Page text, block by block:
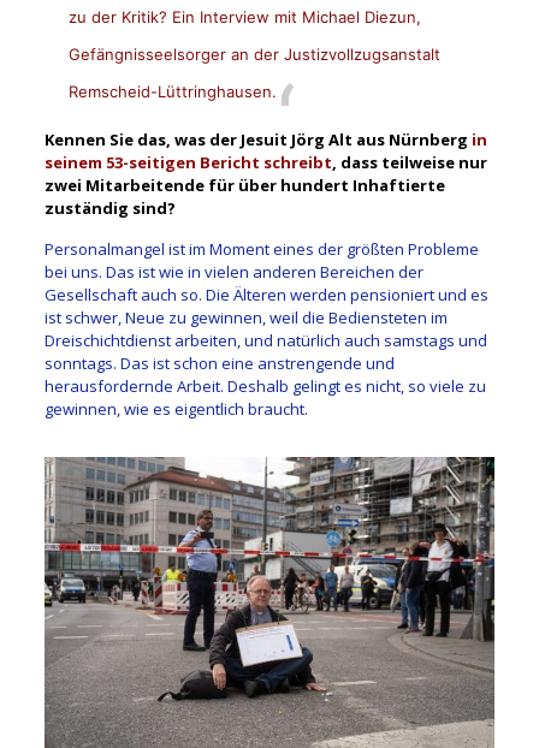
zu der Kritik? Ein Interview mit Michael Diezun,
Gefängnisseelsorger an der Justizvollzugsanstalt
Remscheid-Lüttringhausen.
Kennen Sie das, was der Jesuit Jörg Alt aus Nürnberg in
seinem 53-seitigen Bericht schreibt, dass teilweise nur
zwei Mitarbeitende für über hundert Inhaftierte
zuständig sind?
Personalmangel ist im Moment eines der größten Probleme
bei uns. Das ist wie in vielen anderen Bereichen der
Gesellschaft auch so. Die Älteren werden pensioniert und es
ist schwer, Neue zu gewinnen, weil die Bediensteten im
Dreischichtdienst arbeiten, und natürlich auch samstags und
sonntags. Das ist schon eine anstrengende und
herausfordernde Arbeit. Deshalb gelingt es nicht, so viele zu
gewinnen, wie es eigentlich braucht.